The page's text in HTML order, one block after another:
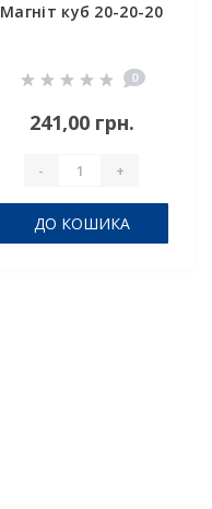
Магніт куб 20-20-20
0
241,00 грн.
- +
ДО КОШИКА